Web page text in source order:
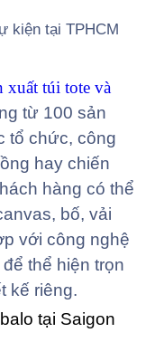
xuất túi tote và
từ 100 sản
tổ chức, công
hay chiến
hàng có thể
bố, vải
với công nghệ
thể hiện trọn
kế riêng.
tại Saigon